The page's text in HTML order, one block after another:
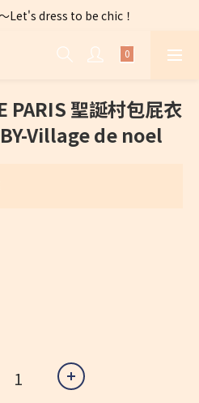
$2500免運費～
Let's dress to be chic！
$2500免運費～
PARIS 聖誕村包屁衣
Village de noel